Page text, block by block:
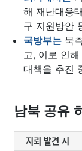
해 재난대응
구 지원방안
국방부는 북
고, 이로 인
대책을 추진
남북 공유
지뢰 발견 시